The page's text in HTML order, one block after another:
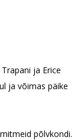
ja Erice
ja võimas päike
põlvkondi.